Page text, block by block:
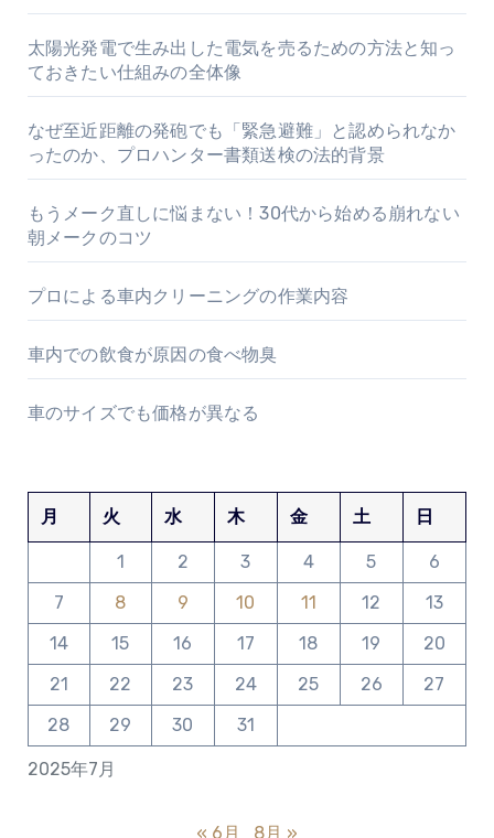
太陽光発電で生み出した電気を売るための方法と知っ
ておきたい仕組みの全体像
なぜ至近距離の発砲でも「緊急避難」と認められなか
ったのか、プロハンター書類送検の法的背景
もうメーク直しに悩まない！30代から始める崩れない
朝メークのコツ
プロによる車内クリーニングの作業内容
車内での飲食が原因の食べ物臭
車のサイズでも価格が異なる
2025年7月
月 火 水 木 金 土 日
1 2 3 4 5
6
7
8 9 10 11 12
13
14
15 16 17 18 19
20
21
22 23 24 25 26
27
28
29 30 31
« 6月 8月 »